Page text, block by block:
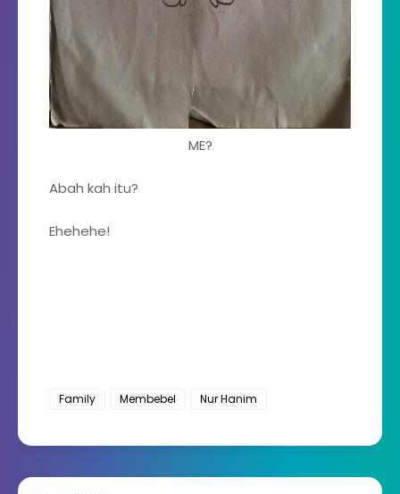
ME?
Abah kah itu?
Ehehehe!
Family Membebel Nur Hanim